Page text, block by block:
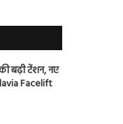
बढ़ी टेंशन, नए
Facelift